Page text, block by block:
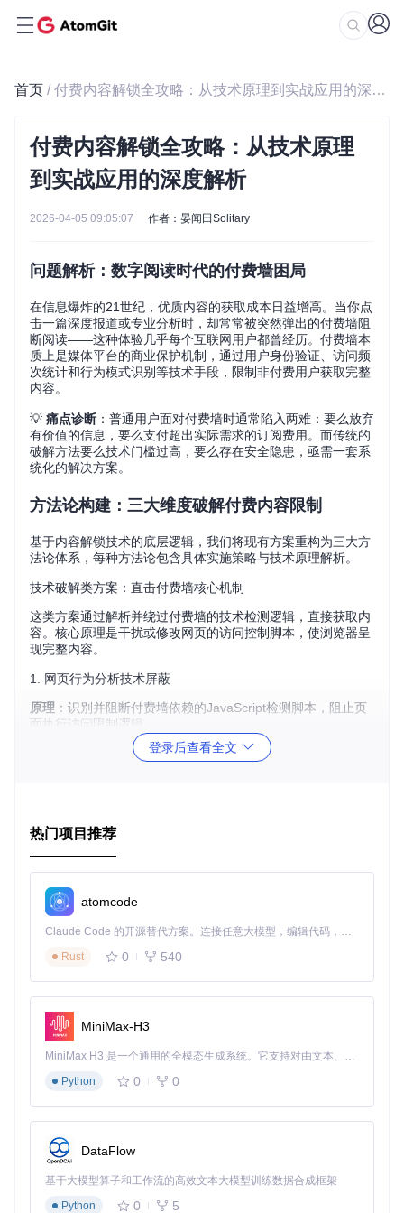
首页 / 付费内容解锁全攻略：从技术原理到实战应用的深度解析
付费内容解锁全攻略：从技术原理
到实战应用的深度解析
2026-04-05 09:05:07 作者：晏闻田Solitary
问题解析：数字阅读时代的付费墙困局
在信息爆炸的21世纪，优质内容的获取成本日益增高。当你点
击一篇深度报道或专业分析时，却常常被突然弹出的付费墙阻
断阅读——这种体验几乎每个互联网用户都曾经历。付费墙本
质上是媒体平台的商业保护机制，通过用户身份验证、访问频
次统计和行为模式识别等技术手段，限制非付费用户获取完整
内容。
💡 痛点诊断 ：普通用户面对付费墙时通常陷入两难：要么放弃
有价值的信息，要么支付超出实际需求的订阅费用。而传统的
破解方法要么技术门槛过高，要么存在安全隐患，亟需一套系
统化的解决方案。
方法论构建：三大维度破解付费内容限制
基于内容解锁技术的底层逻辑，我们将现有方案重构为三大方
法论体系，每种方法论包含具体实施策略与技术原理解析。
技术破解类方案：直击付费墙核心机制
这类方案通过解析并绕过付费墙的技术检测逻辑，直接获取内
容。核心原理是干扰或修改网页的访问控制脚本，使浏览器呈
现完整内容。
1. 网页行为分析技术屏蔽
原理 ：识别并阻断付费墙依赖的JavaScript检测脚本，阻止页
面执行访问限制逻辑。
查找并阻止包含"paywall"、"subscription"等关键词的脚本
加载
2. DOM元素操作技术
原理：直接修改网页文档对象模型（DOM），移除或隐藏付
费墙遮挡元素。
实施步骤 ：
适用环境：所有支持开发者工具的浏览器
工具辅助类方案：效率优先的解决方案
用，核心价值在于降低技术门槛并提高解锁成功率。
原理：预先配置的规则库自动识别并处理常见付费墙模式。
实施步骤
登录后查看全文
热门项目推荐
atomcode
Claude Code 的开源替代方案。连接任意大模型，编辑代码，运行命令，自动验证 — 全自动执行。用 Rust 构建，极致性能。 ｜ An open-source alternative to Claude Code. Connect any LLM, edit code, run commands, and verify changes — autonomously. Built in Rust for speed. Get Started
Rust
0 540
MiniMax-H3
MiniMax H3 是一个通用的全模态生成系统。它支持对由文本、图像、视频和音频组成的多模态上下文进行统一理解，并能生成分辨率高达 2K、时长可达 15 秒的带原生立体声音频的视频。得益于面向任务泛化的系统设计，H3 在预训练阶段就已具备广泛的多模态上下文理解与生成能力，能够出色地执行复杂的多模态指令。
Python
0 0
DataFlow
基于大模型算子和工作流的高效文本大模型训练数据合成框架
Python
0 5